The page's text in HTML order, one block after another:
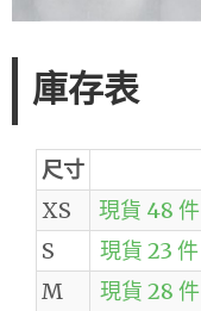
庫存表
尺寸
XS
現貨 48 件
S
現貨 23 件
M
現貨 28 件